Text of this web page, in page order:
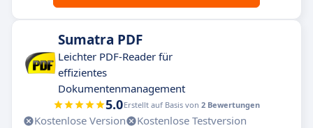
Sumatra PDF
Leichter PDF-Reader für
effizientes
Dokumentenmanagement
5.0Erstellt auf Basis von 2 Bewertungen
Kostenlose Version
Kostenlose Testversion